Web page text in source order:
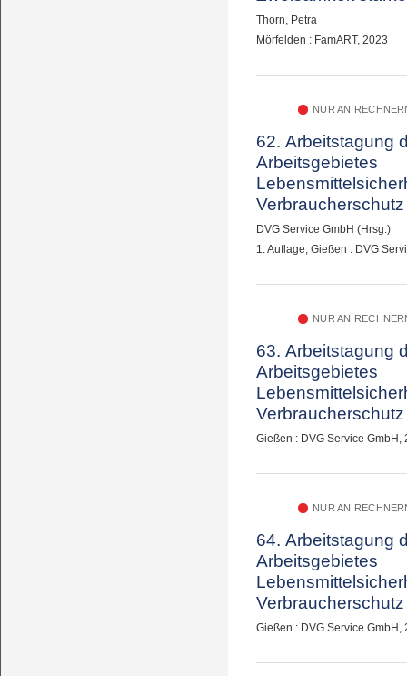
Thorn, Petra
Mörfelden : FamART, 2023
NUR AN
62. Arbeitstagung
Arbeitsgebietes
Verbraucherschutz
DVG Service GmbH (Hrsg.)
1. Auflage, Gießen : DVG
NUR AN
63. Arbeitstagung
Arbeitsgebietes
bis 29. September
Gießen : DVG Service GmbH,
NUR AN
64. Arbeitstagung
Arbeitsgebietes
bis 27. September
online
Gießen : DVG Service GmbH,